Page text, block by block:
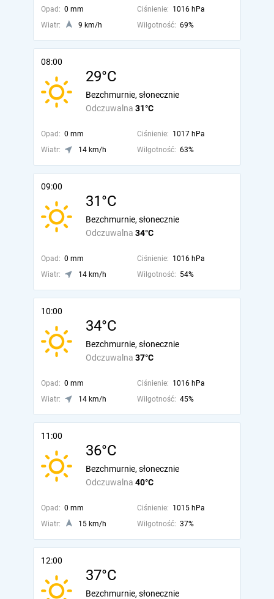
Opad: 0 mm Ciśnienie: 1016 hPa
Wiatr:
9 km/h Wilgotność: 69%
08:00
29°C
Odczuwalna 31°C
Bezchmurnie, słonecznie
Opad: 0 mm Ciśnienie: 1017 hPa
Wiatr:
14 km/h Wilgotność: 63%
09:00
31°C
Odczuwalna 34°C
Bezchmurnie, słonecznie
Opad: 0 mm Ciśnienie: 1016 hPa
Wiatr:
14 km/h Wilgotność: 54%
10:00
34°C
Odczuwalna 37°C
Bezchmurnie, słonecznie
Opad: 0 mm Ciśnienie: 1016 hPa
Wiatr:
14 km/h Wilgotność: 45%
11:00
36°C
Odczuwalna 40°C
Bezchmurnie, słonecznie
Opad: 0 mm Ciśnienie: 1015 hPa
Wiatr:
15 km/h Wilgotność: 37%
12:00
37°C
Bezchmurnie, słonecznie